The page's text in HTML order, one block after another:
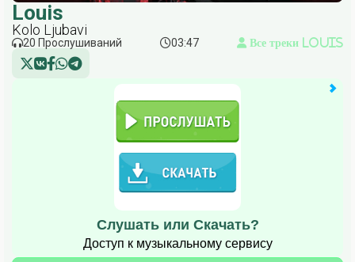
Louis
Kolo Ljubavi
20 Прослушиваний 03:47 Все треки Louis
Слушать или Скачать?
Доступ к музыкальному сервису